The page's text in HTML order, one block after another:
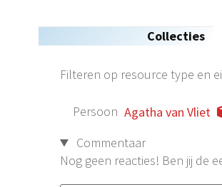
Collecties
Filteren op resource type en
Persoon Agatha van Vliet
Commentaar
Nog geen reacties! Ben jij de